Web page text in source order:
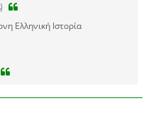
Ελληνική Ιστορία